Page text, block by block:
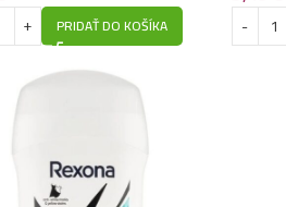
PRIDAŤ DO KOŠÍKA